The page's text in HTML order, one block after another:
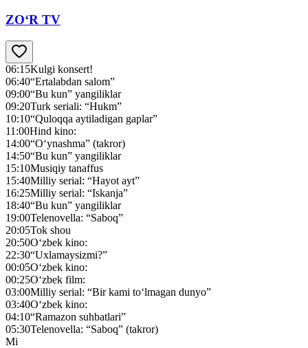
ZO‘R TV
06:15Kulgi konsert!
06:40“Ertalabdan salom”
09:00“Bu kun” yangiliklar
09:20Turk seriali: “Hukm”
10:10“Quloqqa aytiladigan gaplar”
11:00Hind kino:
14:00“O‘ynashma” (takror)
14:50“Bu kun” yangiliklar
15:10Musiqiy tanaffus
15:40Milliy serial: “Hayot ayt”
16:25Milliy serial: “Iskanja”
18:40“Bu kun” yangiliklar
19:00Telenovella: “Saboq”
20:05Tok shou
20:50O‘zbek kino:
22:30“Uxlamaysizmi?”
00:05O‘zbek kino:
00:25O‘zbek film:
03:00Milliy serial: “Bir kami to‘lmagan dunyo”
03:40O‘zbek kino:
04:10“Ramazon suhbatlari”
05:30Telenovella: “Saboq” (takror)
Mi